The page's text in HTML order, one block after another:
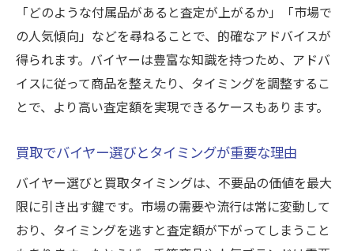
「どのような付属品があると査定が上がるか」「市場で
の人気傾向」などを尋ねることで、的確なアドバイスが
得られます。バイヤーは豊富な知識を持つため、アドバ
イスに従って商品を整えたり、タイミングを調整するこ
とで、より高い査定額を実現できるケースもあります。
買取でバイヤー選びとタイミングが重要な理由
バイヤー選びと買取タイミングは、不要品の価値を最大
限に引き出す鍵です。市場の需要や流行は常に変動して
おり、タイミングを逃すと査定額が下がってしまうこと